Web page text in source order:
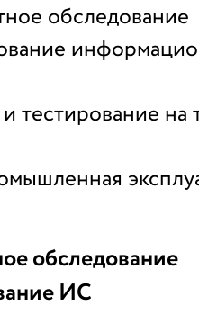
обследование
тестирование на
обследование
ИС